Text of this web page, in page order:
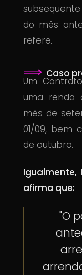
do mês
refere.
⟹ Caso
Um
uma renda
mês de
01/09, bem
de outubro.
Igualmente,
afirma que:
"O